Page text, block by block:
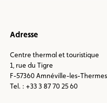
Umweltplakette
Adresse
Centre thermal et touristique
1, rue du Tigre
F-57360 Amnéville-les-Thermes
Tel. : +33 3 87 70 25 60